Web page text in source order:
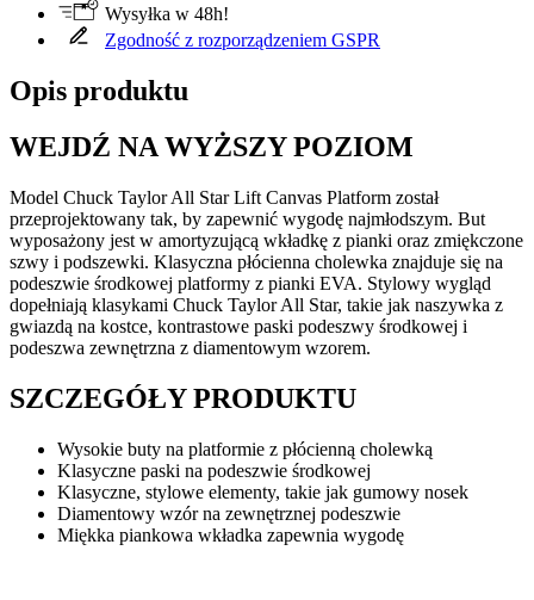
Wysyłka w 48h!
Zgodność z rozporządzeniem GSPR
Opis produktu
WEJDŹ NA WYŻSZY POZIOM
Model Chuck Taylor All Star Lift Canvas Platform został
przeprojektowany tak, by zapewnić wygodę najmłodszym. But
wyposażony jest w amortyzującą wkładkę z pianki oraz zmiękczone
szwy i podszewki. Klasyczna płócienna cholewka znajduje się na
podeszwie środkowej platformy z pianki EVA. Stylowy wygląd
dopełniają klasykami Chuck Taylor All Star, takie jak naszywka z
gwiazdą na kostce, kontrastowe paski podeszwy środkowej i
podeszwa zewnętrzna z diamentowym wzorem.
SZCZEGÓŁY PRODUKTU
Wysokie buty na platformie z płócienną cholewką
Klasyczne paski na podeszwie środkowej
Klasyczne, stylowe elementy, takie jak gumowy nosek
Diamentowy wzór na zewnętrznej podeszwie
Miękka piankowa wkładka zapewnia wygodę